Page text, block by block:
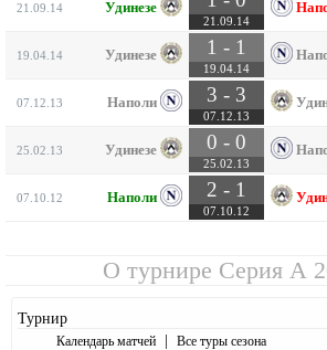
21.09.14 Удинезе
21.09.14
19.04.14 Удинезе 1 - 1
19.04.14
07.12.13 Наполи 3 - 3
07.12.13
25.02.13 Удинезе 0 - 0
25.02.13
07.10.12 Наполи 2 - 1
07.10.12
О турнире Серия А
Турнир
Календарь матчей | Все туры сезона